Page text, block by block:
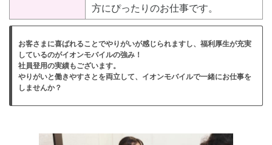
方にぴったりのお仕事です。
お客さまに喜ばれることでやりがいが感じられますし、福利厚生が充実
しているのがイオンモバイルの強み！
社員登用の実績もございます。
やりがいと働きやすさとを両立して、イオンモバイルで一緒にお仕事を
しませんか？